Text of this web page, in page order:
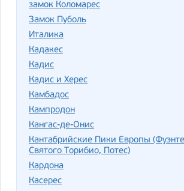
замок Коломарес
Замок Пуболь
Италика
Кадакес
Кадис
Кадис и Херес
Камбадос
Кампродон
Кангас-де-Онис
Кантабрийские Пики Европы
Святого Торибио, Потес)
Кардона
Касерес